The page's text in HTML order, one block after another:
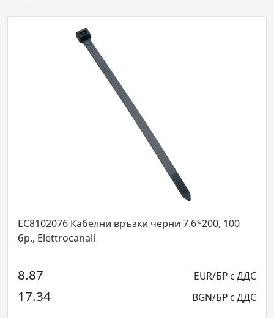
Кабелни връзки черни 7.6*200, 100
EUR/БР с ДДС
BGN/БР с ДДС
0.89
1.74